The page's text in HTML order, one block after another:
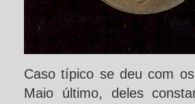
Caso típico se deu com
Maio último, deles